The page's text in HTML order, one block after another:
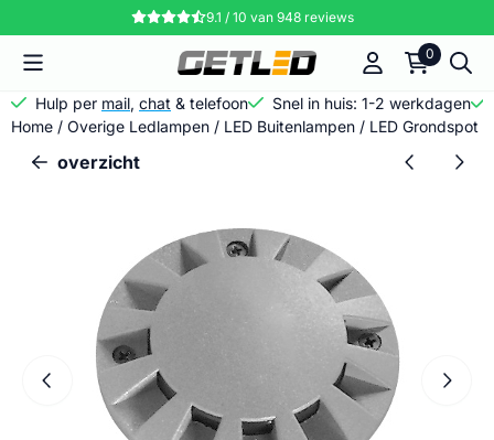
Cookievoorkeuren zijn momenteel gesloten.
9.1 / 10 van 948reviews
0
Hulp per mail, chat & telefoon
Snel in huis: 1-2 werkdagen
Home / Overige Ledlampen / LED Buitenlampen / LED Grondspot
overzicht